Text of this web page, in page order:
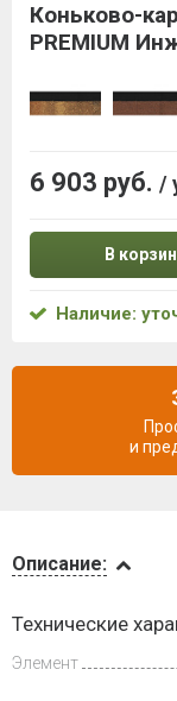
Доставка
Описание:
Технические
Элемент
Коньково-
PREMIUM
6 903 руб. /
В
Наличие:
и